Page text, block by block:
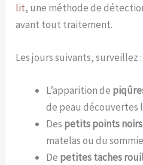
lit, une méthode de
avant tout traitement.
Les jours suivants, surveillez :
L’apparition de
de peau découvertes
Des petits points noirs
matelas ou du
De petites taches